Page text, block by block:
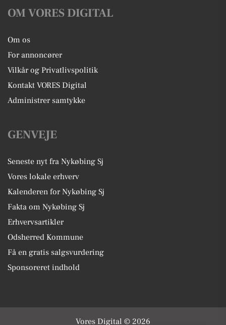
OM VORES DIGITAL
Om os
For annoncører
Vilkår og Privatlivspolitik
Kontakt VORES Digital
Administrer samtykke
GENVEJE
Seneste nyt fra Nykøbing Sj
Vores lokale erhverv
Kalenderen for Nykøbing Sj
Fakta om Nykøbing Sj
Erhvervsartikler
Odsherred Kommune
Få en gratis salgsvurdering
Sponsoreret indhold
Vores Digital © 2026